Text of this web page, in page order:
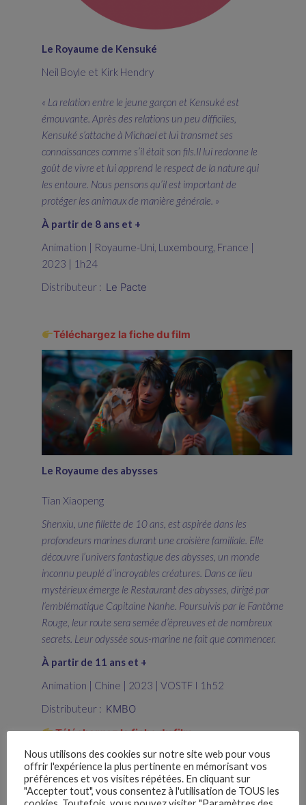
Le Royaume de Kensuké
Neil Boyle et Kirk Hendry
« La relation entre le jeune garçon et Kensuké est
émouvante. Après des relations un peu difficiles,
Kensuké s’attache à Michael et lui transmet ses
connaissances comme s’il était son fils.Il lui redonne le
goût de vivre et lui apprend le respect de la nature qui
les entoure. Nous pensons qu’il est important de
protéger les animaux de manière générale. »
À partir de 8 ans et +
Animation | Royaume-Uni, Luxembourg, France |
2023 | 1h24
Distributeur : Le Pacte
Téléchargez la fiche du film
Le Royaume des abysses
Tian Xiaopeng
Shenxiu, une fillette de 10 ans, est aspirée dans les
profondeurs marines durant une croisière familiale. Elle
découvre l’univers fantastique des abysses, un monde
inconnu peuplé d’incroyables créatures. Dans ce lieu
mystérieux émerge le Restaurant des abysses, dirigé par
l’emblématique Capitaine Nanhe. Poursuivis par le Fantôme
Rouge, leur route sera semée d’épreuves et de nombreux
secrets. Leur odyssée sous-marine ne fait que commencer.
À partir de 11 ans et +
Animation | Chine | 2023 | VOSTF I 1h52
Distributeur : KMBO
Téléchargez la fiche du film
Nous utilisons des cookies sur notre site web pour vous
offrir l'expérience la plus pertinente en mémorisant vos
préférences et vos visites répétées. En cliquant sur
"Accepter tout", vous consentez à l'utilisation de TOUS les